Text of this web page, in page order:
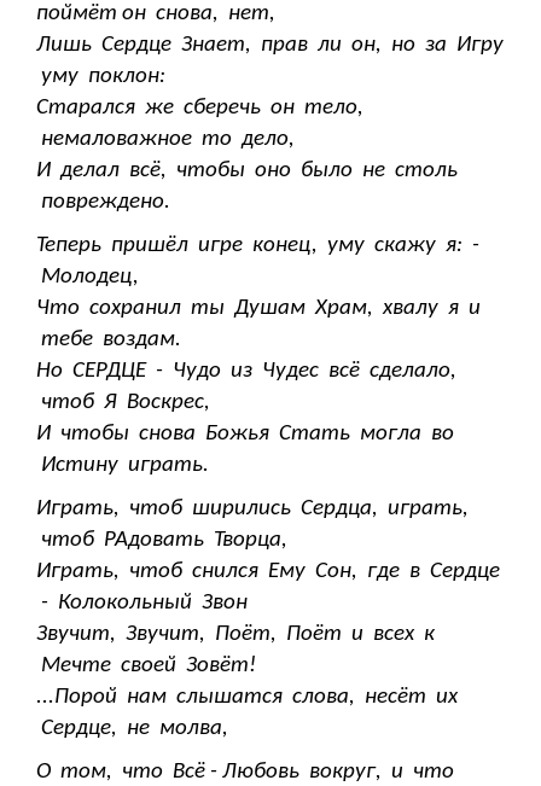
поймёт он снова, нет,
Лишь Сердце Знает, прав ли он, но за Игру
уму поклон:
Старался же сберечь он тело,
немаловажное то дело,
И делал всё, чтобы оно было не столь
повреждено.
Теперь пришёл игре конец, уму скажу я: -
Молодец,
Что сохранил ты Душам Храм, хвалу я и
тебе воздам.
Но СЕРДЦЕ - Чудо из Чудес всё сделало,
чтоб Я Воскрес,
И чтобы снова Божья Стать могла во
Истину играть.
Играть, чтоб ширились Сердца, играть,
чтоб РАдовать Творца,
Играть, чтоб снился Ему Сон, где в Сердце
- Колокольный Звон
Звучит, Звучит, Поёт, Поёт и всех к
Мечте своей Зовёт!
...Порой нам слышатся слова, несёт их
Сердце, не молва,
О том, что Всё - Любовь вокруг, и что